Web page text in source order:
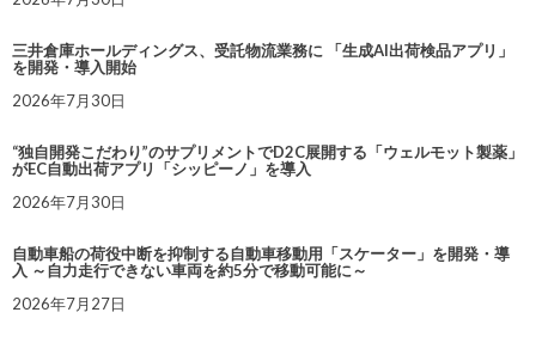
三井倉庫ホールディングス、受託物流業務に 「生成AI出荷検品アプリ」
を開発・導入開始
2026年7月30日
“独自開発こだわり”のサプリメントでD2C展開する「ウェルモット製薬」
がEC自動出荷アプリ「シッピーノ」を導入
2026年7月30日
自動車船の荷役中断を抑制する自動車移動用「スケーター」を開発・導
入 ～自力走行できない車両を約5分で移動可能に～
2026年7月27日